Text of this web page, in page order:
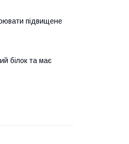
підвищене
білок та має